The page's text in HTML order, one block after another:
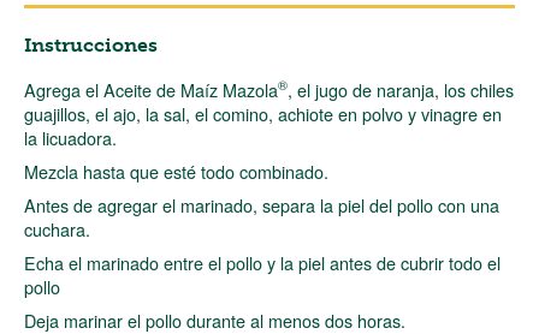
Instrucciones
Agrega el Aceite de Maíz Mazola®, el jugo de naranja, los chiles
guajillos, el ajo, la sal, el comino, achiote en polvo y vinagre en
la licuadora.
Mezcla hasta que esté todo combinado.
Antes de agregar el marinado, separa la piel del pollo con una
cuchara.
Echa el marinado entre el pollo y la piel antes de cubrir todo el
pollo
Deja marinar el pollo durante al menos dos horas.